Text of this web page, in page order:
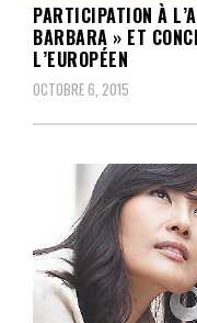
PARTICIPATION À
BARBARA » ET
L’EUROPÉEN
OCTOBRE 6, 2015